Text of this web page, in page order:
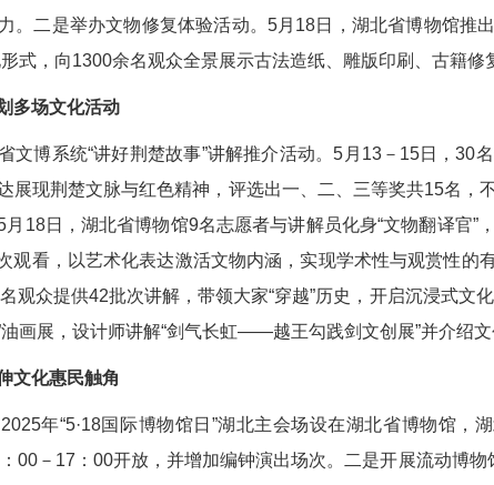
。二是举办文物修复体验活动。5月18日，湖北省博物馆推
式，向1300余名观众全景展示古法造纸、雕版印刷、古籍修
多场文化活动
文博系统“讲好荆楚故事”讲解推介活动。5月13－15日，30
展现荆楚文脉与红色精神，评选出一、二、三等奖共15名
月18日，湖北省博物馆9名志愿者与讲解员化身“文物翻译官
观看，以艺术化表达激活文物内涵，实现学术性与观赏性的
观众提供42批次讲解，带领大家“穿越”历史，开启沉浸式文
画展，设计师讲解“剑气长虹——越王勾践剑文创展”并介绍
文化惠民触角
年“5·18国际博物馆日”湖北主会场设在湖北省博物馆
00－17：00开放，并增加编钟演出场次。二是开展流动博